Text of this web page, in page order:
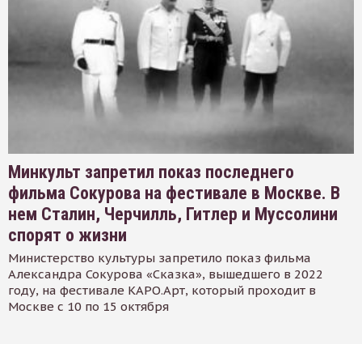
Минкульт запретил показ последнего
фильма Сокурова на фестивале в Москве. В
нем Сталин, Черчилль, Гитлер и Муссолини
спорят о жизни
Министерство культуры запретило показ фильма
Александра Сокурова «Сказка», вышедшего в 2022
году, на фестивале КАРО.Арт, который проходит в
Москве с 10 по 15 октября